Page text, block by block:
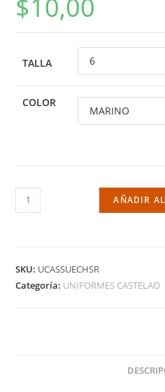
$10,00
TALLA
COLOR
AÑADIR
SKU: UCASSUECHSR
Categoría: UNIFORMES CASTELAO